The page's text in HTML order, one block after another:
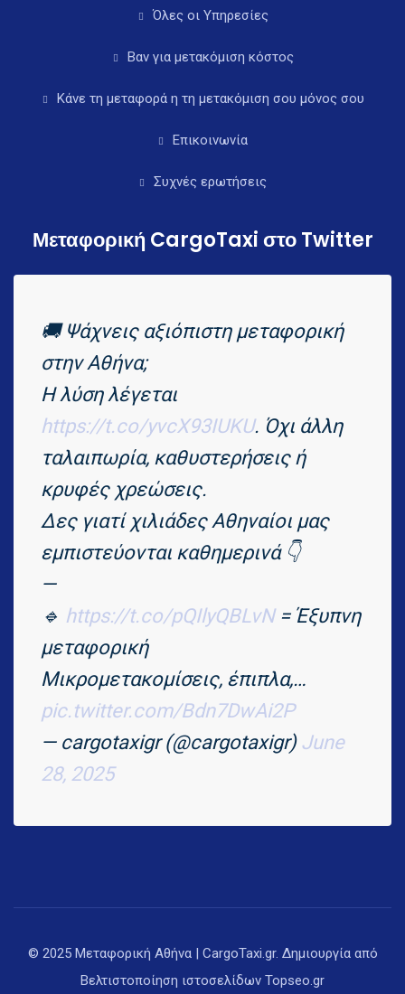
Όλες οι Υπηρεσίες
Βαν για μετακόμιση κόστος
Κάνε τη μεταφορά η τη μετακόμιση σου μόνος σου
Επικοινωνία
Συχνές ερωτήσεις
Μεταφορική CargoTaxi στο Twitter
🚚 Ψάχνεις αξιόπιστη μεταφορική
στην Αθήνα;
Η λύση λέγεται
https://t.co/yvcX93IUKU. Όχι άλλη
ταλαιπωρία, καθυστερήσεις ή
κρυφές χρεώσεις.
Δες γιατί χιλιάδες Αθηναίοι μας
εμπιστεύονται καθημερινά 👇
—
🔹 https://t.co/pQIlyQBLvN= Έξυπνη
μεταφορική
Μικρομετακομίσεις, έπιπλα,…
pic.twitter.com/Bdn7DwAi2P
— cargotaxigr (@cargotaxigr) June
28, 2025
© 2025 Μεταφορική Αθήνα | CargoTaxi.gr. Δημιουργία από
Βελτιστοποίηση ιστοσελίδων Topseo.gr